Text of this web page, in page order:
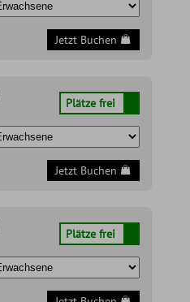
Jetzt Buchen
Plätze frei
Jetzt Buchen
Plätze frei